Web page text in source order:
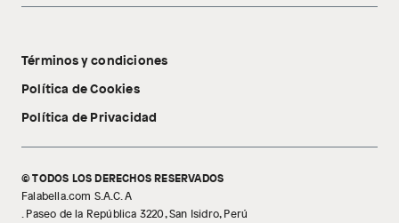
Tecnología Pillow Walk
Libro de reclamaciones
Términos y condiciones
Política de Cookies
Política de Privacidad
© TODOS LOS DERECHOS RESERVADOS
Falabella.com S.A.C. A
. Paseo de la República 3220, San Isidro, Perú